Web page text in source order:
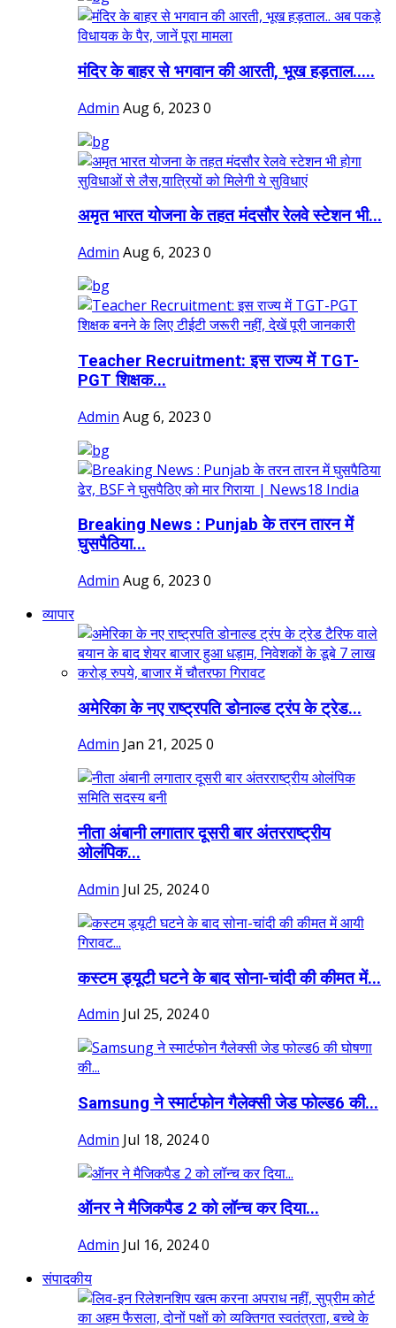
मंदिर के बाहर से भगवान की आरती, भूख हड़ताल.....
Admin Aug 6, 2023 0
अमृत भारत योजना के तहत मंदसौर रेलवे स्टेशन भी...
Admin Aug 6, 2023 0
Teacher Recruitment: इस राज्य में TGT-
PGT शिक्षक...
Admin Aug 6, 2023 0
Breaking News : Punjab के तरन तारन में
घुसपैठिया...
Admin Aug 6, 2023 0
व्यापार
अमेरिका के नए राष्ट्रपति डोनाल्ड ट्रंप के ट्रेड...
Admin Jan 21, 2025 0
नीता अंबानी लगातार दूसरी बार अंतरराष्ट्रीय
ओलंपिक...
Admin Jul 25, 20240
कस्टम ड्यूटी घटने के बाद सोना-चांदी की कीमत में...
Admin Jul 25, 20240
Samsung ने स्मार्टफोन गैलेक्सी जेड फोल्ड6 की...
Admin Jul 18, 20240
ऑनर ने मैजिकपैड 2 को लॉन्च कर दिया...
Admin Jul 16, 20240
संपादकीय